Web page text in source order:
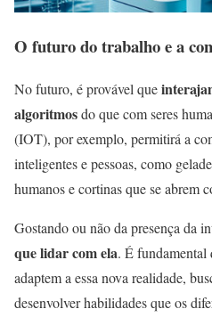
O futuro do trabalho e a
No futuro, é provável que
algoritmosdo que com seres
(IOT), por exemplo, permitirá a
inteligentes e pessoas, como
humanos e cortinas que se abrem
Gostando ou não da presença da
que lidar com ela. É fundamental
adaptem a essa nova realidade,
desenvolver habilidades que os